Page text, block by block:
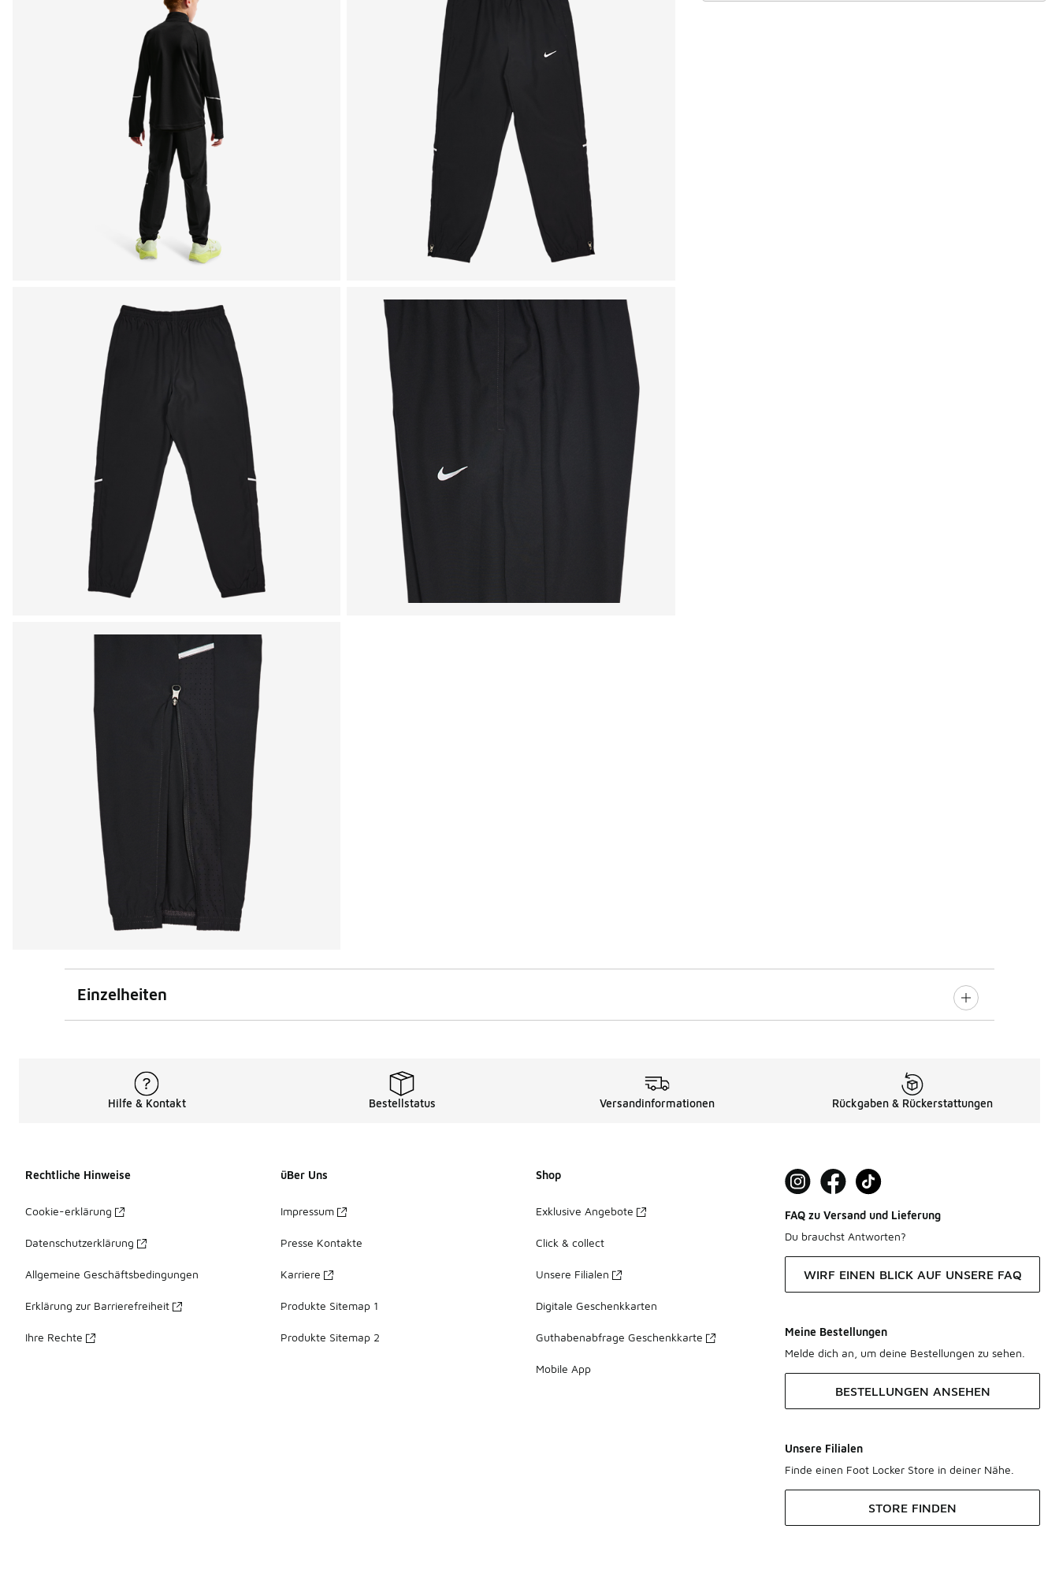
Einzelheiten
Hilfe & Kontakt Bestellstatus Versandinformationen Rückgaben & Rückerstattungen
Rechtliche Hinweise
Cookie-erklärung
Datenschutzerklärung
Allgemeine Geschäftsbedingungen
Erklärung zur Barrierefreiheit
Ihre Rechte
üBer Uns
Impressum
Presse Kontakte
Karriere
Produkte Sitemap 1
Produkte Sitemap 2
Shop
Exklusive Angebote
Click & collect
Unsere Filialen
Digitale Geschenkkarten
Guthabenabfrage Geschenkkarte
Mobile App
FAQ zu Versand und Lieferung
Du brauchst Antworten?
WIRF EINEN BLICK AUF UNSERE FAQ
Meine Bestellungen
Melde dich an, um deine Bestellungen zu sehen.
BESTELLUNGEN ANSEHEN
Unsere Filialen
Finde einen Foot Locker Store in deiner Nähe.
STORE FINDEN